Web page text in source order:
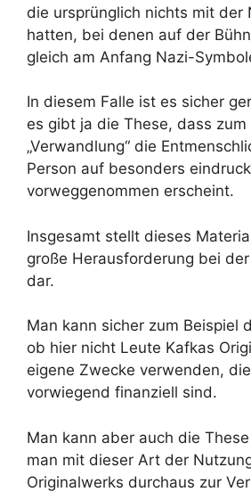
die ursprünglich nichts mit der
hatten, bei denen auf der
gleich am Anfang Nazi-
In diesem Falle ist es sicher
es gibt ja die These, dass zum
„Verwandlung“ die
Person auf besonders
vorweggenommen erscheint.
Insgesamt stellt dieses
große Herausforderung bei
dar.
Man kann sicher zum Beispiel
ob hier nicht Leute Kafkas
eigene Zwecke verwenden,
vorwiegend finanziell sind.
Man kann aber auch die
man mit dieser Art der
Originalwerks durchaus zur